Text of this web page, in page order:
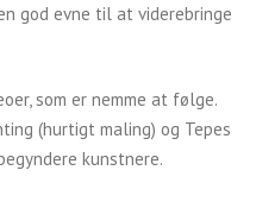
god evne til at viderebringe
som er nemme at følge.
(hurtigt maling) og Tepes
kunstnere.